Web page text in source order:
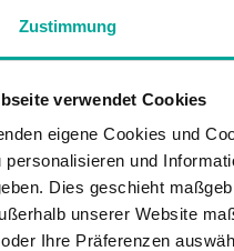
Zustimmung
verwendet Cookies
eigene Cookies und
personalisieren und
Dies geschieht
unserer Website
Ihre Präferenzen
und der
die rund um die
über alle
und Damen und
zu gestalten.
pay
Ausfahrt jederzeit